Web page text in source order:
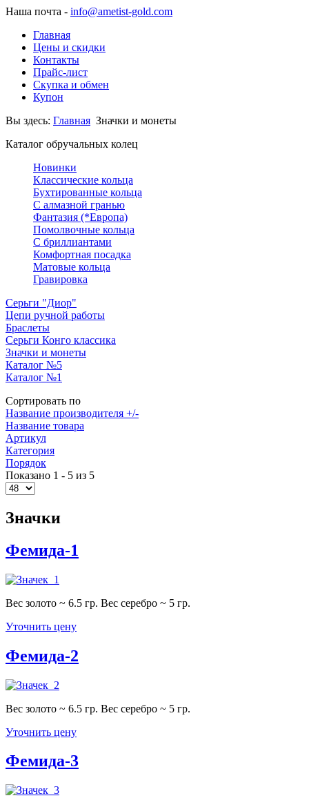
Наша почта - info@ametist-gold.com
Главная
Цены и скидки
Контакты
Прайс-лист
Скупка и обмен
Купон
Вы здесь: Главная Значки и монеты
Каталог обручальных колец
Новинки
Классические кольца
Бухтированные кольца
С алмазной гранью
Фантазия (*Европа)
Помолвочные кольца
С бриллиантами
Комфортная посадка
Матовые кольца
Гравировка
Серьги "Диор"
Цепи ручной работы
Браслеты
Серьги Конго классика
Значки и монеты
Каталог №5
Каталог №1
Сортировать по
Название производителя +/-
Название товара
Артикул
Категория
Порядок
Показано 1 - 5 из 5
Значки
Фемида-1
Вес золото ~ 6.5 гр. Вес серебро ~ 5 гр.
Уточнить цену
Фемида-2
Вес золото ~ 6.5 гр. Вес серебро ~ 5 гр.
Уточнить цену
Фемида-3